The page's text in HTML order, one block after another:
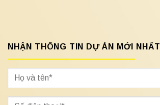
NHẬN THÔNG TIN DỰ ÁN MỚI NHẤT